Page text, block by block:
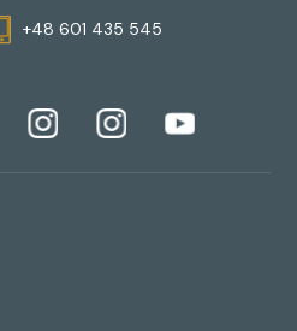
+48 601 435 545